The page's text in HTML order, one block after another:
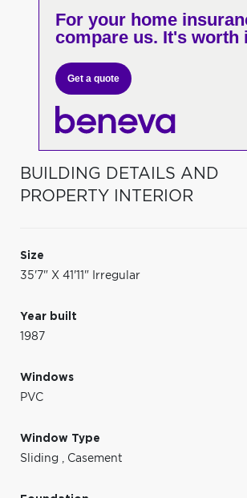
For your home
compare us. It's worth
Get a quote
BUILDING DETAILS AND
PROPERTY INTERIOR
Size
35'7" X 41'11" Irregular
Year built
1987
Windows
PVC
Window Type
Sliding , Casement